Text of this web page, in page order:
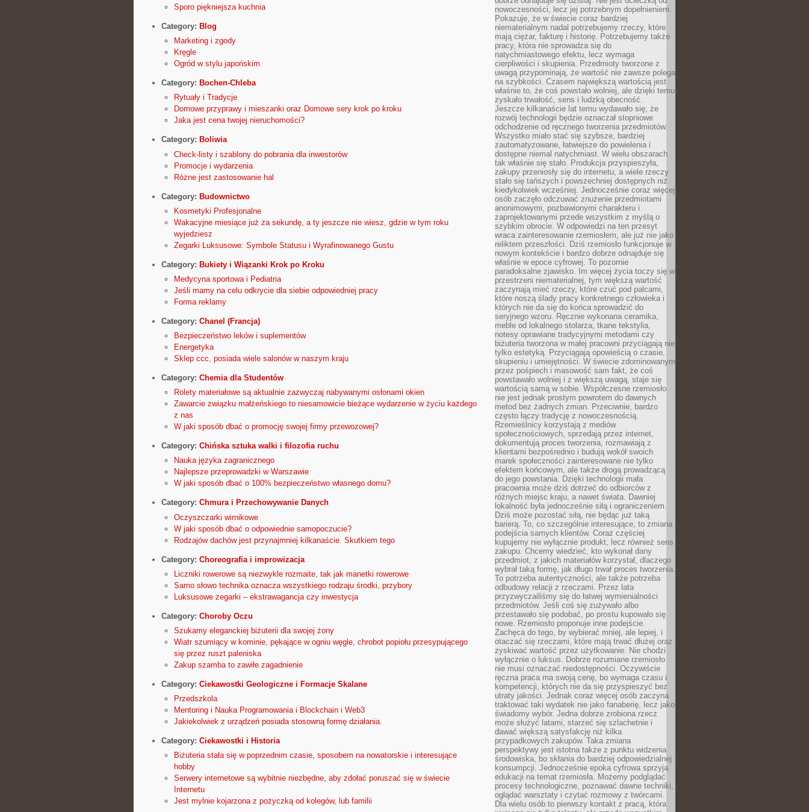
Sporo piękniejsza kuchnia
Category: Blog
Marketing i zgody
Kręgle
Ogród w stylu japońskim
Category: Bochen-Chleba
Rytuały i Tradycje
Domowe przyprawy i mieszanki oraz Domowe sery krok po kroku
Jaka jest cena twojej nieruchomości?
Category: Boliwia
Check-listy i szablony do pobrania dla inwestorów
Promocje i wydarzenia
Różne jest zastosowanie hal
Category: Budownictwo
Kosmetyki Profesjonalne
Wakacyjne miesiące już za sekundę, a ty jeszcze nie wiesz, gdzie w tym roku
wyjedziesz
Zegarki Luksusowe: Symbole Statusu i Wyrafinowanego Gustu
Category: Bukiety i Wiązanki Krok po Kroku
Medycyna sportowa i Pediatria
Jeśli mamy na celu odkrycie dla siebie odpowiedniej pracy
Forma reklamy
Category: Chanel (Francja)
Bezpieczeństwo leków i suplementów
Energetyka
Sklep ccc, posiada wiele salonów w naszym kraju
Category: Chemia dla Studentów
Rolety materiałowe są aktualnie zazwyczaj nabywanymi osłonami okien
Zawarcie związku małżeńskiego to niesamowicie bieżące wydarzenie w życiu każdego
z nas
W jaki sposób dbać o promocję swojej firmy przewozowej?
Category: Chińska sztuka walki i filozofia ruchu
Nauka języka zagranicznego
Najlepsze przeprowadzki w Warszawie
W jaki sposób dbać o 100% bezpieczeństwo własnego domu?
Category: Chmura i Przechowywanie Danych
Oczyszczarki wirnikowe
W jaki sposób dbać o odpowiednie samopoczucie?
Rodzajów dachów jest przynajmniej kilkanaście. Skutkiem tego
Category: Choreografia i improwizacja
Liczniki rowerowe są niezwykle rozmaite, tak jak manetki rowerowe
Samo słowo technika oznacza wszystkiego rodzaju środki, przybory
Luksusowe zegarki – ekstrawagancja czy inwestycja
Category: Choroby Oczu
Szukamy eleganckiej biżuterii dla swojej żony
Wiatr szumiący w kominie, pękające w ogniu węgle, chrobot popiołu przesypującego
się przez ruszt paleniska
Zakup szamba to zawiłe zagadnienie
Category: Ciekawostki Geologiczne i Formacje Skalane
Przedszkola
Mentoring i Nauka Programowania i Blockchain i Web3
Jakiekolwiek z urządzeń posiada stosowną formę działania.
Category: Ciekawostki i Historia
Biżuteria stała się w poprzednim czasie, sposobem na nowatorskie i interesujące
hobby
Serwery internetowe są wybitnie niezbędne, aby zdołać poruszać się w świecie
Internetu
Jest mylnie kojarzona z pożyczką od kolegów, lub familii
nowoczesności, lecz jej potrzebnym dopełnieniem.
Pokazuje, że w świecie coraz bardziej
niematerialnym nadal potrzebujemy rzeczy, które
mają ciężar, fakturę i historię. Potrzebujemy także
pracy, która nie sprowadza się do
natychmiastowego efektu, lecz wymaga
cierpliwości i skupienia. Przedmioty tworzone z
uwagą przypominają, że wartość nie zawsze polega
na szybkości. Czasem największą wartością jest
właśnie to, że coś powstało wolniej, ale dzięki temu
zyskało trwałość, sens i ludzką obecność.
Jeszcze kilkanaście lat temu wydawało się, że
rozwój technologii będzie oznaczał stopniowe
odchodzenie od ręcznego tworzenia przedmiotów.
Wszystko miało stać się szybsze, bardziej
zautomatyzowane, łatwiejsze do powielenia i
dostępne niemal natychmiast. W wielu obszarach
tak właśnie się stało. Produkcja przyspieszyła,
zakupy przeniosły się do internetu, a wiele rzeczy
stało się tańszych i powszechniej dostępnych niż
kiedykolwiek wcześniej. Jednocześnie coraz więcej
osób zaczęło odczuwać znużenie przedmiotami
anonimowymi, pozbawionymi charakteru i
zaprojektowanymi przede wszystkim z myślą o
szybkim obrocie. W odpowiedzi na ten przesyt
wraca zainteresowanie rzemiosłem, ale już nie jako
reliktem przeszłości. Dziś rzemiosło funkcjonuje w
nowym kontekście i bardzo dobrze odnajduje się
właśnie w epoce cyfrowej. To pozornie
paradoksalne zjawisko. Im więcej życia toczy się w
przestrzeni niematerialnej, tym większą wartość
zaczynają mieć rzeczy, które czuć pod palcami,
które noszą ślady pracy konkretnego człowieka i
których nie da się do końca sprowadzić do
seryjnego wzoru. Ręcznie wykonana ceramika,
meble od lokalnego stolarza, tkane tekstylia,
notesy oprawiane tradycyjnymi metodami czy
biżuteria tworzona w małej pracowni przyciągają nie
tylko estetyką. Przyciągają opowieścią o czasie,
skupieniu i umiejętności. W świecie zdominowanym
przez pośpiech i masowość sam fakt, że coś
powstawało wolniej i z większą uwagą, staje się
wartością samą w sobie. Współczesne rzemiosło
nie jest jednak prostym powrotem do dawnych
metod bez żadnych zmian. Przeciwnie, bardzo
często łączy tradycję z nowoczesnością.
Rzemieślnicy korzystają z mediów
społecznościowych, sprzedają przez internet,
dokumentują proces tworzenia, rozmawiają z
klientami bezpośrednio i budują wokół swoich
marek społeczności zainteresowane nie tylko
efektem końcowym, ale także drogą prowadzącą
do jego powstania. Dzięki technologii mała
pracownia może dziś dotrzeć do odbiorców z
różnych miejsc kraju, a nawet świata. Dawniej
lokalność była jednocześnie siłą i ograniczeniem.
Dziś może pozostać siłą, nie będąc już taką
barierą. To, co szczególnie interesujące, to zmiana
podejścia samych klientów. Coraz częściej
kupujemy nie wyłącznie produkt, lecz również sens
zakupu. Chcemy wiedzieć, kto wykonał dany
przedmiot, z jakich materiałów korzystał, dlaczego
wybrał taką formę, jak długo trwał proces tworzenia.
To potrzeba autentyczności, ale także potrzeba
odbudowy relacji z rzeczami. Przez lata
przyzwyczailiśmy się do łatwej wymienialności
przedmiotów. Jeśli coś się zużywało albo
przestawało się podobać, po prostu kupowało się
nowe. Rzemiosło proponuje inne podejście.
Zachęca do tego, by wybierać mniej, ale lepiej, i
otaczać się rzeczami, które mają trwać dłużej oraz
zyskiwać wartość przez użytkowanie. Nie chodzi
wyłącznie o luksus. Dobrze rozumiane rzemiosło
nie musi oznaczać niedostępności. Oczywiście
ręczna praca ma swoją cenę, bo wymaga czasu i
kompetencji, których nie da się przyspieszyć bez
utraty jakości. Jednak coraz więcej osób zaczyna
traktować taki wydatek nie jako fanaberię, lecz jako
świadomy wybór. Jedna dobrze zrobiona rzecz
może służyć latami, starzeć się szlachetnie i
dawać większą satysfakcję niż kilka
przypadkowych zakupów. Taka zmiana
perspektywy jest istotna także z punktu widzenia
środowiska, bo skłania do bardziej odpowiedzialnej
konsumpcji. Jednocześnie epoka cyfrowa sprzyja
edukacji na temat rzemiosła. Możemy podglądać
procesy technologiczne, poznawać dawne techniki,
oglądać warsztaty i czytać rozmowy z twórcami.
Dla wielu osób to pierwszy kontakt z pracą, która